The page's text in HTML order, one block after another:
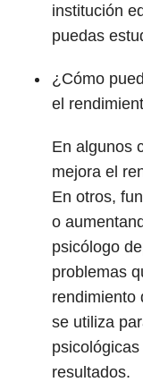
institución
puedas
¿Cómo
el
En algunos
mejora el
En otros,
o
psicólogo
problemas
rendimiento
se utiliza
resultados.